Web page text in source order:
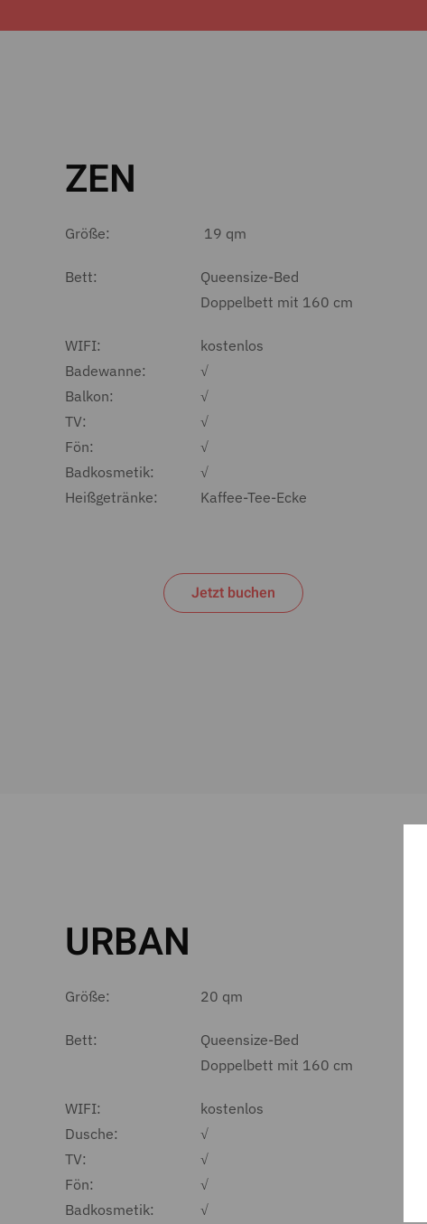
ZEN
Größe: 19 qm
Bett:
Queensize-Bed
Doppelbett mit 160 cm
WIFI:
kostenlos
Badewanne:
√
Balkon:
√
TV:
√
Fön:
√
Badkosmetik:
√
Heißgetränke:
Kaffee-Tee-Ecke
Jetzt buchen
URBAN
Größe: 20 qm
Bett:
Queensize-Bed
Doppelbett mit 160 cm
WIFI:
kostenlos
Dusche:
√
TV:
√
Fön:
√
Badkosmetik:
√